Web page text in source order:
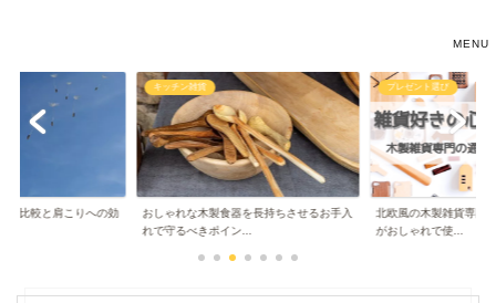
ル比較と肩こりへの効
キッチン雑貨
おしゃれな木製食器を長持ちさせるお手入
れで守るべきポイン...
プレゼント選び
北欧風の木製雑貨専門
がおしゃれで使...